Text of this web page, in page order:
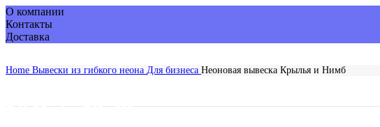
О компании
Контакты
Доставка
Home Вывески из гибкого неона Для бизнеса Неоновая вывеска Крылья и Нимб